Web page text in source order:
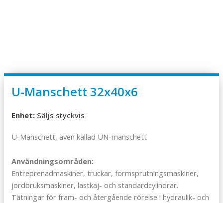
U-Manschett 32x40x6
Enhet: Säljs styckvis
U-Manschett, även kallad UN-manschett
Användningsområden:
Entreprenadmaskiner, truckar, formsprutningsmaskiner,
jordbruksmaskiner, lastkaj- och standardcylindrar.
Tätningar för fram- och återgående rörelse i hydraulik- och